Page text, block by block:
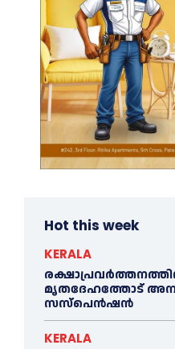
Hot this week
KERALA
മൃതദേഹത്തോട്
സസ്പെൻഷൻ
KERALA